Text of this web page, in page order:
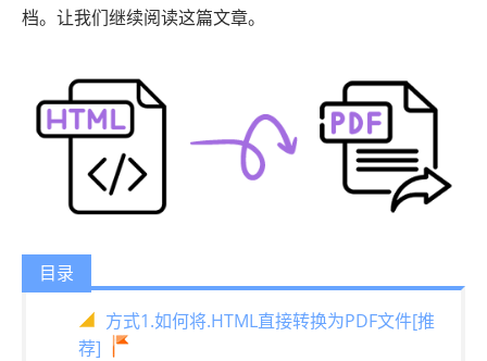
档。让我们继续阅读这篇文章。
目录
方式1.如何将.HTML直接转换为PDF文件[推
荐]